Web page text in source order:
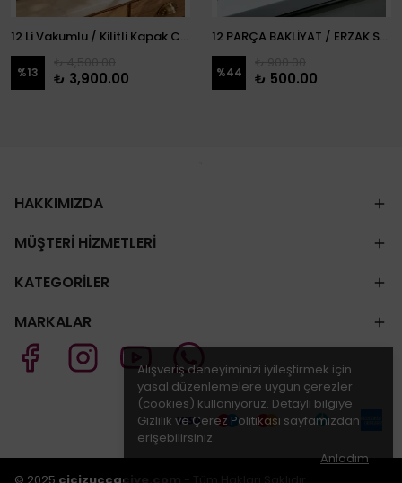
Alışveriş deneyiminizi iyileştirmek için
yasal düzenlemelere uygun çerezler
(cookies) kullanıyoruz. Detaylı bilgiye
Gizlilik ve Çerez Politikası sayfamızdan
erişebilirsiniz.
Anladım
12 Li Vakumlu / Kilitli Kapak Cam Erzak Kabı / Kavanoz
%13 ₺ 3,900.00
12 PARÇA BAKLİYAT / ERZAK SETİ
%44 ₺ 500.00
HAKKIMIZDA
MÜŞTERİ HİZMETLERİ
KATEGORİLER
MARKALAR